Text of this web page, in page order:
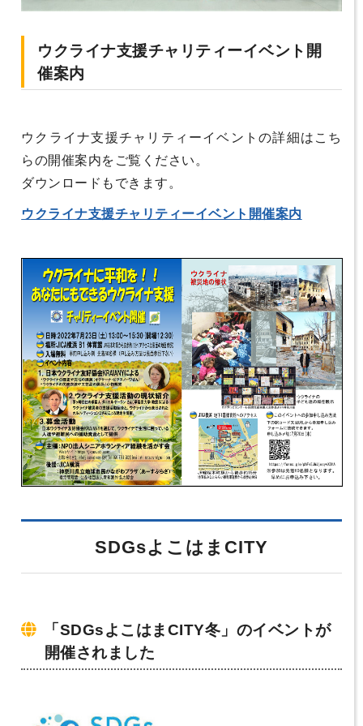
ウクライナ支援チャリティーイベント開
催案内
ウクライナ支援チャリティーイベントの詳細はこち
らの開催案内をご覧ください。
ダウンロードもできます。
ウクライナ支援チャリティーイベント開催案内
SDGsよこはまCITY
「SDGsよこはまCITY冬」のイベントが
開催されました